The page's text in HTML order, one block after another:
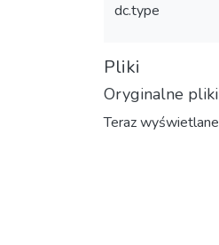
dc.type
Pliki
Oryginalne pliki
Teraz wyświetlane